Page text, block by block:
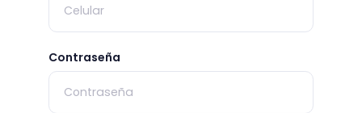
Contraseña